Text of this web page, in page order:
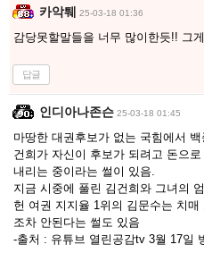
카악퉤 25-03-18 01:36
감당못할말들을 너무 많이한듯!! 그
답글
인디아나존슨 25-03-18 01:45
마땅한 대권후보가 없는 국힘에서
건희가 자신이 후보가 되려고 돈으
내리는 중이라는 썰이 있음.
지금 시중에 풀린 김건희와 그녀의
헌 여권 지지율 1위의 김문수는 치
조차 안된다는 썰도 있음
-출처 : 유튜브 열린공감tv 3월 17일